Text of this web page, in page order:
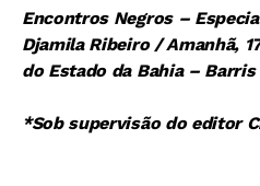
Encontros Negros –
Djamila Ribeiro / Amanhã,
do Estado da Bahia –
*Sob supervisão do editor